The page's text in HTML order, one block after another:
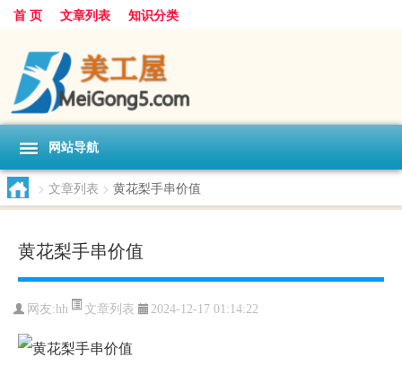
首 页 文章列表 知识分类
网站导航
> 文章列表 > 黄花梨手串价值
黄花梨手串价值
网友:hh 文章列表 2024-12-17 01:14:22